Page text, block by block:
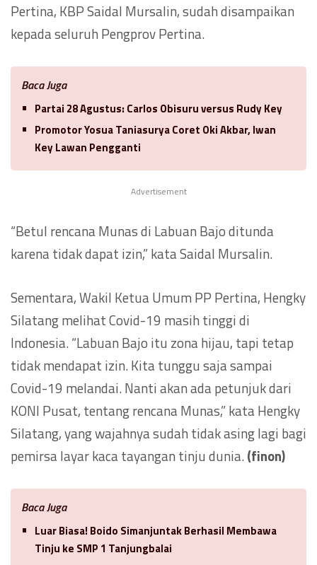
Pertina, KBP Saidal Mursalin, sudah disampaikan
kepada seluruh Pengprov Pertina.
Baca Juga
Partai 28 Agustus: Carlos Obisuru versus Rudy Key
Promotor Yosua Taniasurya Coret Oki Akbar, Iwan
Key Lawan Pengganti
Advertisement
“Betul rencana Munas di Labuan Bajo ditunda
karena tidak dapat izin,” kata Saidal Mursalin.
Sementara, Wakil Ketua Umum PP Pertina, Hengky
Silatang melihat Covid-19 masih tinggi di
Indonesia. “Labuan Bajo itu zona hijau, tapi tetap
tidak mendapat izin. Kita tunggu saja sampai
Covid-19 melandai. Nanti akan ada petunjuk dari
KONI Pusat, tentang rencana Munas,” kata Hengky
Silatang, yang wajahnya sudah tidak asing lagi bagi
pemirsa layar kaca tayangan tinju dunia.(finon)
Baca Juga
Luar Biasa! Boido Simanjuntak Berhasil Membawa
Tinju ke SMP 1 Tanjungbalai